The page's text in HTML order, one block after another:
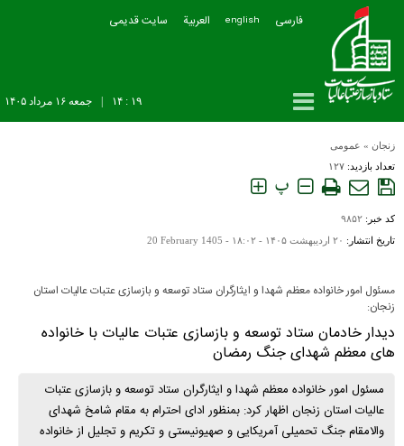
فارسی english العربیة سایت قدیمی
جمعه ۱۶ مرداد ۱۴۰۵ ۱۹ : ۱۴
زنجان » عمومی
تعداد بازدید: ۱۲۷
پ
کد خبر: ۹۸۵۲
تاریخ انتشار: ۲۰ ارديبهشت ۱۴۰۵ - ۱۸:۰۲ - 20 February 1405
مسئول امور خانواده معظم شهدا و ایثارگران ستاد توسعه و بازسازی عتبات عالیات استان
زنجان:
دیدار خادمان ستاد توسعه و بازسازی عتبات عالیات با خانواده
های معظم شهدای جنگ رمضان
مسئول امور خانواده معظم شهدا و ایثارگران ستاد توسعه و بازسازی عتبات
عالیات استان زنجان اظهار کرد: بمنظور ادای احترام به مقام شامخ شهدای
والامقام جنگ تحمیلی آمریکایی و صهیونیستی و تکریم و تجلیل از خانواده